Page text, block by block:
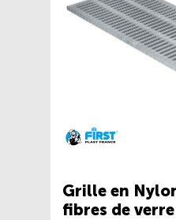
Grille en
fibres de